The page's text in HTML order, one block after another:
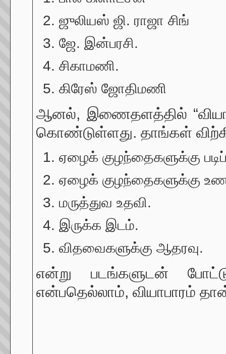
ஜுலியஸ் ஜி. ராஜா சிங்
ஜே. இன்பரசி.
சிகாமணி.
கிரேஸ் ஜோதிமணி
ஆனல், இணைதளத்தில்
கொண்டுள்ளது. தாங்கள்
ஏழைக் குழந்தைகளுக்கு
ஏழைக் குழந்தைகளுக்கு
மருத்துவ உதவி.
இருக்க இடம்.
விதவைகளுக்கு ஆதரவு.
என்று படங்களுடன்
என்பதெல்லாம், வியாபாரம்